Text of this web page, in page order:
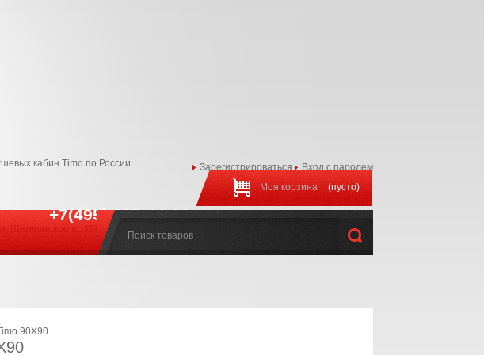
Зарегистрироваться Вход с паролем
кабин Timo по России.
Моя корзина (пусто)
+7(495) 997-44-22
ш. 100к1 С 09:00 до 20:00
90Х90